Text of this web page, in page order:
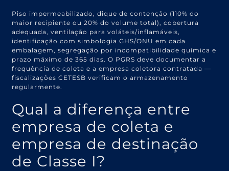
Piso impermeabilizado, dique de contenção (110% do
maior recipiente ou 20% do volume total), cobertura
adequada, ventilação para voláteis/inflamáveis,
identificação com simbologia GHS/ONU em cada
embalagem, segregação por incompatibilidade química e
prazo máximo de 365 dias. O PGRS deve documentar a
frequência de coleta e a empresa coletora contratada —
fiscalizações CETESB verificam o armazenamento
regularmente.
Qual a diferença entre
empresa de coleta e
empresa de destinação
de Classe I?